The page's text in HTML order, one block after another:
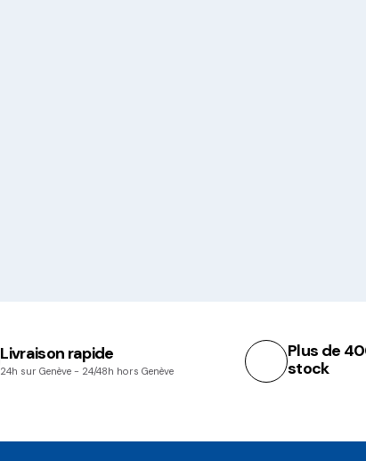
Livraison rapide
24h sur Genève - 24/48h hors Genève
Plus de
stock